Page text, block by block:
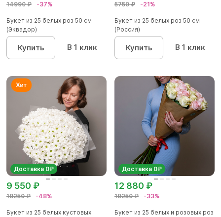
14990 ₽ -37%
Букет из 25 белых роз 50 см
(Эквадор)
Купить В 1 клик
5750 ₽ -21%
Букет из 25 белых роз 50 см
(Россия)
Купить В 1 клик
Доставка 0₽
18250 ₽ -48%
9 550 ₽
Букет из 25 белых кустовых
Доставка 0₽
19250 ₽ -33%
12 880 ₽
Букет из 25 белых и розовых роз